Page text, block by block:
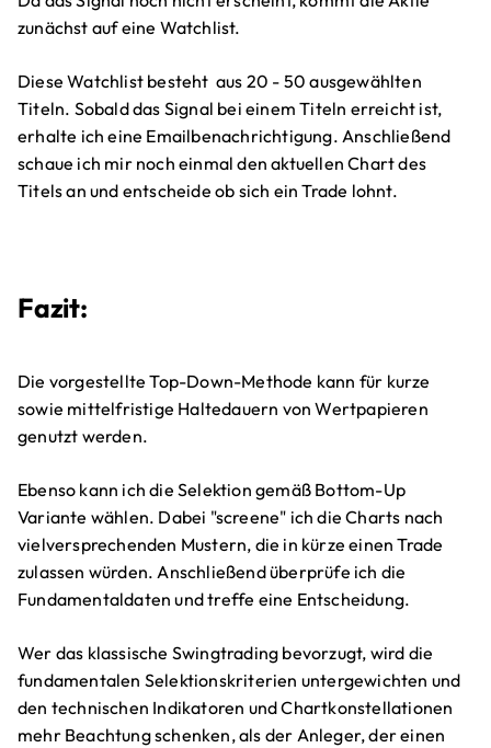
zunächst auf eine Watchlist.
Diese Watchlist besteht aus 20 - 50 ausgewählten
Titeln. Sobald das Signal bei einem Titeln erreicht ist,
erhalte ich eine Emailbenachrichtigung. Anschließend
schaue ich mir noch einmal den aktuellen Chart des
Titels an und entscheide ob sich ein Trade lohnt.
Fazit:
Die vorgestellte Top-Down-Methode kann für kurze
sowie mittelfristige Haltedauern von Wertpapieren
genutzt werden.
Ebenso kann ich die Selektion gemäß Bottom-Up
Variante wählen. Dabei "screene" ich die Charts nach
vielversprechenden Mustern, die in kürze einen Trade
zulassen würden. Anschließend überprüfe ich die
Fundamentaldaten und treffe eine Entscheidung.
Wer das klassische Swingtrading bevorzugt, wird die
fundamentalen Selektionskriterien untergewichten und
den technischen Indikatoren und Chartkonstellationen
mehr Beachtung schenken, als der Anleger, der einen